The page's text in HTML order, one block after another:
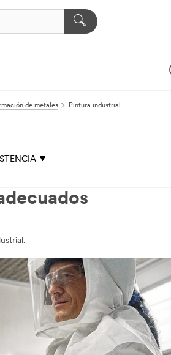
de metales Pintura industrial